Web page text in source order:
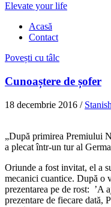
Elevate your life
Acasă
Contact
Povești cu tâlc
Cunoaștere de șofer
18 decembrie 2016 /
„După primirea Premiului
a plecat într-un tur al
Oriunde a fost invitat, el a
mecanici cuantice. După o
prezentarea pe de rost: ’A
prezentare de fiecare dată,